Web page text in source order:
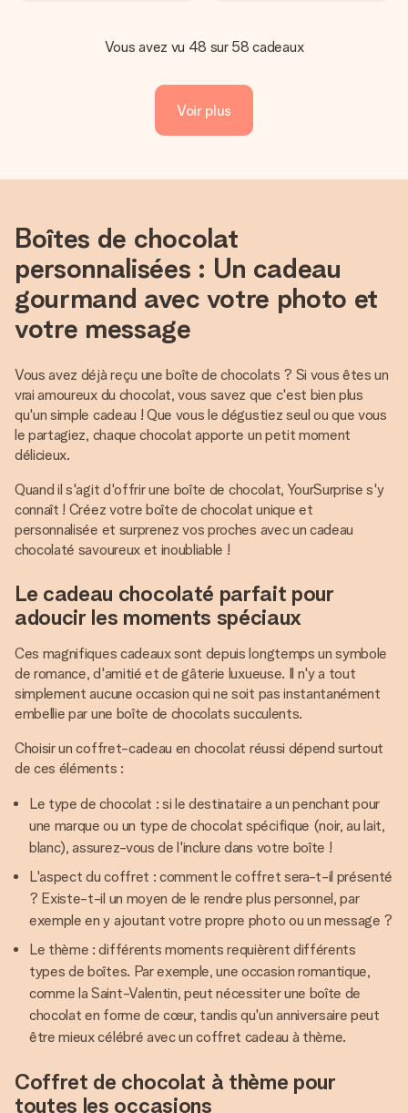
Vous avez vu 48 sur 58 cadeaux
Voir plus
Boîtes de chocolat
personnalisées : Un cadeau
gourmand avec votre photo et
votre message
Vous avez déjà reçu une boîte de chocolats ? Si vous êtes un
vrai amoureux du chocolat, vous savez que c'est bien plus
qu'un simple cadeau ! Que vous le dégustiez seul ou que vous
le partagiez, chaque chocolat apporte un petit moment
délicieux.
Quand il s'agit d'offrir une boîte de chocolat, YourSurprise s'y
connaît ! Créez votre boîte de chocolat unique et
personnalisée et surprenez vos proches avec un cadeau
chocolaté savoureux et inoubliable !
Le cadeau chocolaté parfait pour
adoucir les moments spéciaux
Ces magnifiques cadeaux sont depuis longtemps un symbole
de romance, d'amitié et de gâterie luxueuse. Il n'y a tout
simplement aucune occasion qui ne soit pas instantanément
embellie par une boîte de chocolats succulents.
Choisir un coffret-cadeau en chocolat réussi dépend surtout
de ces éléments :
Le type de chocolat : si le destinataire a un penchant pour
une marque ou un type de chocolat spécifique (noir, au lait,
blanc), assurez-vous de l'inclure dans votre boîte !
L'aspect du coffret : comment le coffret sera-t-il présenté
? Existe-t-il un moyen de le rendre plus personnel, par
exemple en y ajoutant votre propre photo ou un message ?
Le thème : différents moments requièrent différents
types de boîtes. Par exemple, une occasion romantique,
comme la Saint-Valentin, peut nécessiter une boîte de
chocolat en forme de cœur, tandis qu'un anniversaire peut
être mieux célébré avec un coffret cadeau à thème.
Coffret de chocolat à thème pour
toutes les occasions